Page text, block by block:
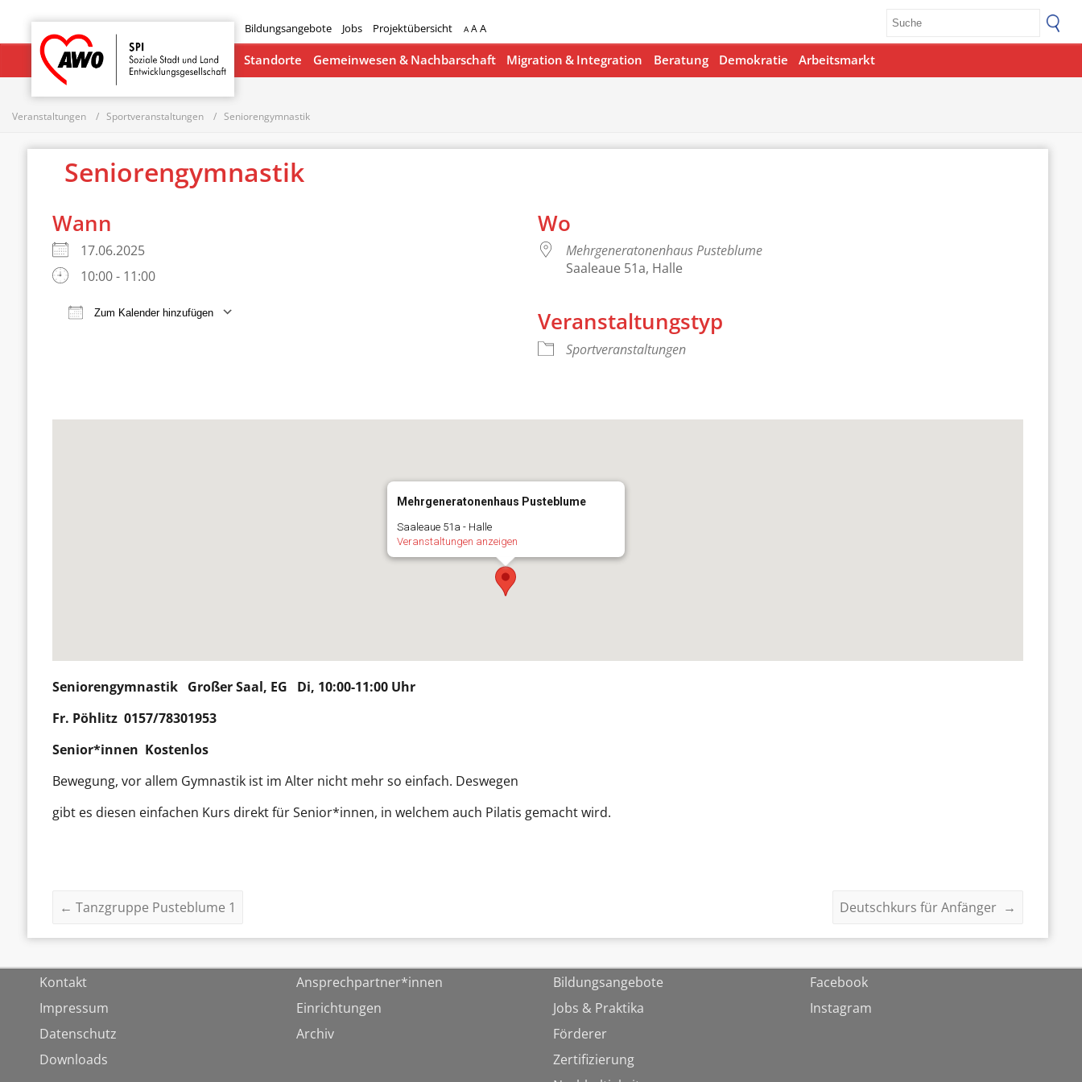
Bildungsangebote Jobs Projektübersicht A AA
Startseite
Standorte Gemeinwesen & Nachbarschaft Migration & Integration Beratung Demokratie Arbeitsmarkt
Veranstaltungen Sportveranstaltungen Seniorengymnastik
Seniorengymnastik
Wann
17.06.2025
10:00 - 11:00
Zum Kalender hinzufügen
iCalendar
Wo
Mehrgeneratonenhaus Pusteblume
Saaleaue 51a, Halle
Veranstaltungstyp
Sportveranstaltungen
Mehrgeneratonenhaus Pusteblume
Saaleaue 51a - Halle
Veranstaltungen anzeigen
Seniorengymnastik Großer Saal, EG Di, 10:00-11:00 Uhr
Fr. Pöhlitz 0157/78301953
Senior*innen Kostenlos
Bewegung, vor allem Gymnastik ist im Alter nicht mehr so einfach. Deswegen
gibt es diesen einfachen Kurs direkt für Senior*innen, in welchem auch Pilatis gemacht wird.
← Tanzgruppe Pusteblume 1 Deutschkurs für Anfänger →
Kontakt
Impressum
Datenschutz
Downloads
Ansprechpartner*innen
Einrichtungen
Archiv
Bildungsangebote
Jobs & Praktika
Förderer
Zertifizierung
Facebook
Instagram